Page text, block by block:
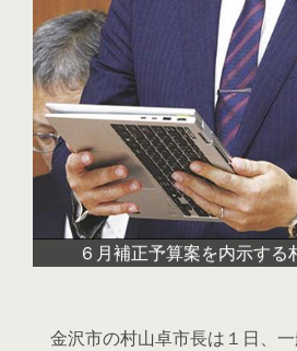
６月補正予算案を内示する
金沢市の村山卓市長は１日、